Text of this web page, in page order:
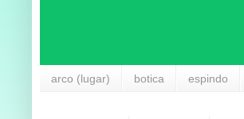
arco (lugar) botica espindo